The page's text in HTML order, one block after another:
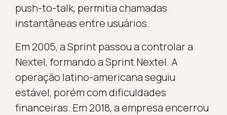
push-to-talk, permitia chamadas
instantâneas entre usuários.
Em 2005, a Sprint passou a controlar a
Nextel, formando a Sprint Nextel. A
operação latino-americana seguiu
estável, porém com dificuldades
financeiras. Em 2018, a empresa encerrou